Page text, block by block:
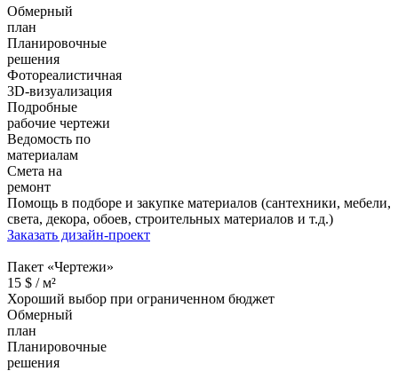
Обмерный
план
Планировочные
решения
Фотореалистичная
3D-визуализация
Подробные
рабочие чертежи
Ведомость по
материалам
Смета на
ремонт
Помощь в подборе и закупке материалов (сантехники, мебели,
света, декора, обоев, строительных материалов и т.д.)
Заказать дизайн-проект
Пакет «Чертежи»
15 $ /м²
Хороший выбор при ограниченном бюджет
Обмерный
план
Планировочные
решения